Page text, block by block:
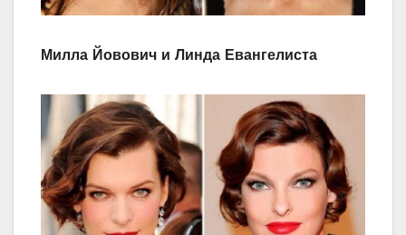
Милла Йовович и Линда Евангелиста